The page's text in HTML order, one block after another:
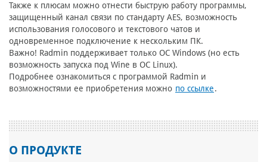
Также к плюсам можно отнести быструю работу программы,
защищенный канал связи по стандарту AES, возможность
использования голосового и текстового чатов и
одновременное подключение к нескольким ПК.
Важно! Radmin поддерживает только ОС Windows (но есть
возможность запуска под Wine в ОС Linux).
Подробнее ознакомиться с программой Radmin и
возможностями ее приобретения можно по ссылке.
О ПРОДУКТЕ